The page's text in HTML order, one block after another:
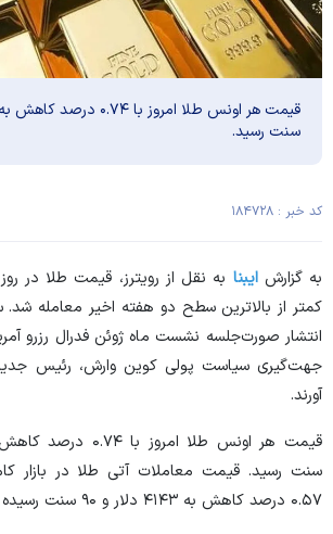
سنت رسید.
کد خبر : ۱۸۴۷۲۸
به گزارشایبنا به نقل از رویترز، قیمت طلا در
کمتر از بالاترین سطح دو هفته اخیر معامله شد.
انتشار صورت‌جلسه نشست ماه ژوئن فدرال رزرو
جهت‌گیری سیاست پولی کوین وارش، رئیس
آورند.
سنت رسید. قیمت معاملات آتی طلا در بازار
۰.۵۷ درصد کاهش به ۴۱۴۳ دلار و ۹۰ سنت رسیده است.